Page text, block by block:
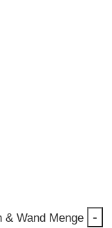
& Wand Menge -